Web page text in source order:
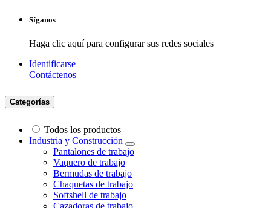
Síganos
Haga clic aquí para configurar sus redes sociales
Identificarse
Contáctenos
Categorías
Todos los productos
Industria y Construcción
Pantalones de trabajo
Vaquero de trabajo
Bermudas de trabajo
Chaquetas de trabajo
Softshell de trabajo
Cazadoras de trabajo